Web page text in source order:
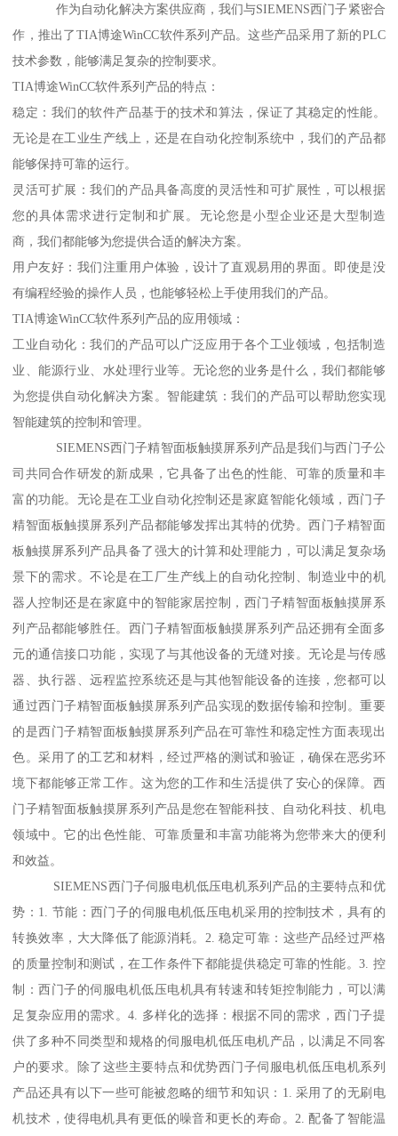
作为自动化解决方案供应商，我们与SIEMENS西门子紧密合
作，推出了TIA博途WinCC软件系列产品。这些产品采用了新的PLC
技术参数，能够满足复杂的控制要求。
TIA博途WinCC软件系列产品的特点：
稳定：我们的软件产品基于的技术和算法，保证了其稳定的性能。
无论是在工业生产线上，还是在自动化控制系统中，我们的产品都
能够保持可靠的运行。
灵活可扩展：我们的产品具备高度的灵活性和可扩展性，可以根据
您的具体需求进行定制和扩展。无论您是小型企业还是大型制造
商，我们都能够为您提供合适的解决方案。
用户友好：我们注重用户体验，设计了直观易用的界面。即使是没
有编程经验的操作人员，也能够轻松上手使用我们的产品。
TIA博途WinCC软件系列产品的应用领域：
工业自动化：我们的产品可以广泛应用于各个工业领域，包括制造
业、能源行业、水处理行业等。无论您的业务是什么，我们都能够
为您提供自动化解决方案。智能建筑：我们的产品可以帮助您实现
智能建筑的控制和管理。
SIEMENS西门子精智面板触摸屏系列产品是我们与西门子公
司共同合作研发的新成果，它具备了出色的性能、可靠的质量和丰
富的功能。无论是在工业自动化控制还是家庭智能化领域，西门子
精智面板触摸屏系列产品都能够发挥出其特的优势。西门子精智面
板触摸屏系列产品具备了强大的计算和处理能力，可以满足复杂场
景下的需求。不论是在工厂生产线上的自动化控制、制造业中的机
器人控制还是在家庭中的智能家居控制，西门子精智面板触摸屏系
列产品都能够胜任。西门子精智面板触摸屏系列产品还拥有全面多
元的通信接口功能，实现了与其他设备的无缝对接。无论是与传感
器、执行器、远程监控系统还是与其他智能设备的连接，您都可以
通过西门子精智面板触摸屏系列产品实现的数据传输和控制。重要
的是西门子精智面板触摸屏系列产品在可靠性和稳定性方面表现出
色。采用了的工艺和材料，经过严格的测试和验证，确保在恶劣环
境下都能够正常工作。这为您的工作和生活提供了安心的保障。西
门子精智面板触摸屏系列产品是您在智能科技、自动化科技、机电
领域中。它的出色性能、可靠质量和丰富功能将为您带来大的便利
和效益。
SIEMENS西门子伺服电机低压电机系列产品的主要特点和优
势：1. 节能：西门子的伺服电机低压电机采用的控制技术，具有的
转换效率，大大降低了能源消耗。2. 稳定可靠：这些产品经过严格
的质量控制和测试，在工作条件下都能提供稳定可靠的性能。3. 控
制：西门子的伺服电机低压电机具有转速和转矩控制能力，可以满
足复杂应用的需求。4. 多样化的选择：根据不同的需求，西门子提
供了多种不同类型和规格的伺服电机低压电机产品，以满足不同客
户的要求。除了这些主要特点和优势西门子伺服电机低压电机系列
产品还具有以下一些可能被忽略的细节和知识：1. 采用了的无刷电
机技术，使得电机具有更低的噪音和更长的寿命。2. 配备了智能温